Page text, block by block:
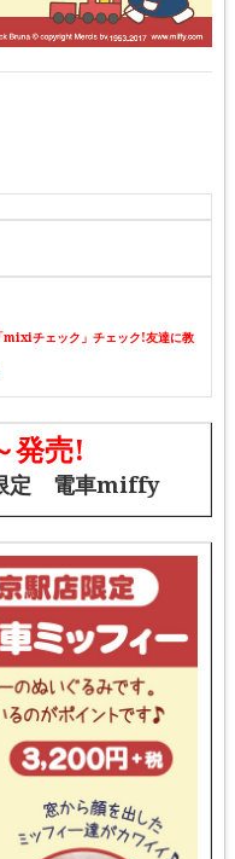
チェック」チェック!友達に教
発売!
定 電車miffy